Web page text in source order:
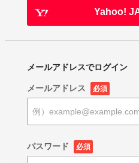
Yahoo!
メールアドレスでログイン
メールアドレス 必須
パスワード 必須